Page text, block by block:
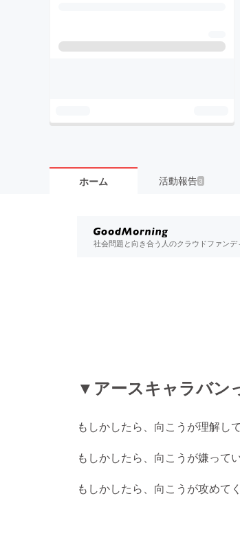
ホーム 活動報告3
社会問題と向き合う人のクラウドファンデ
▼アースキャラバン
もしかしたら、向こうが理解し
もしかしたら、向こうが嫌って
もしかしたら、向こうが攻めて